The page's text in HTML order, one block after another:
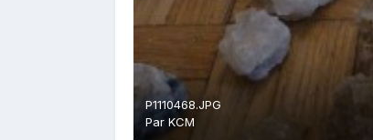
P1110468.JPG
Par KCM